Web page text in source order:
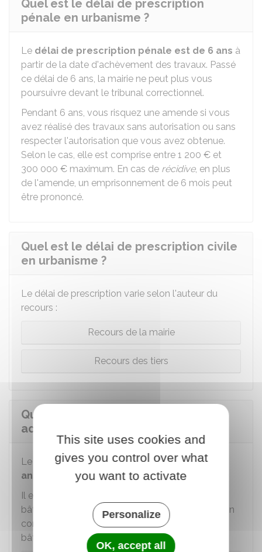
Quel est le délai de prescription
pénale en urbanisme ?
Le délai de prescription pénale est de 6 ans à
partir de la date d'achèvement des travaux. Passé
ce délai de 6 ans, la mairie ne peut plus vous
poursuivre devant le tribunal correctionnel.
Pendant 6 ans, vous risquez une amende si vous
avez réalisé des travaux sans autorisation ou sans
respecter l'autorisation que vous avez obtenue.
Selon le cas, elle est comprise entre 1 200 € et
300 000 € maximum. En cas de récidive, en plus
de l'amende, un emprisonnement de 6 mois peut
être prononcé.
Quel est le délai de prescription civile
en urbanisme ?
Le délai de prescription varie selon l'auteur du
recours :
Recours de la mairie
Recours des tiers
Quel est le délai de prescription
administrative en urbanisme ?
Le délai de prescription administrative est de
ans ou il estimprescriptible.
Il est différent pour des travaux réalisés sur un
bâtiment irrégulier (édifié sans autorisation ou non
conforme à la réglementation) ou pour un
bâtiment construit sans permis de construire :
This site uses cookies and
gives you control over what
you want to activate
Personalize
OK, accept all